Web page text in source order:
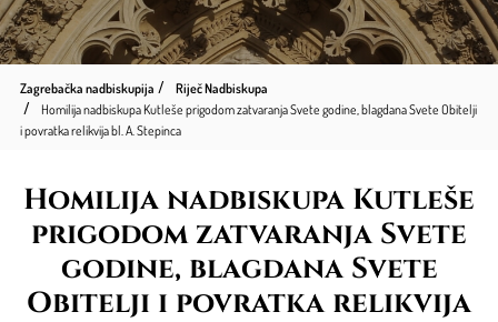
Zagrebačka nadbiskupija
Riječ Nadbiskupa
Homilija nadbiskupa Kutleše prigodom zatvaranja Svete godine, blagdana Svete Obitelji
i povratka relikvija bl. A. Stepinca
Homilija nadbiskupa Kutleše
prigodom zatvaranja Svete
godine, blagdana Svete
Obitelji i povratka relikvija